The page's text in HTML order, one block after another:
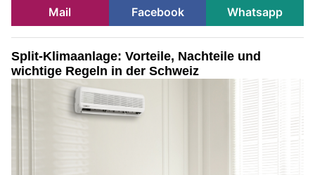
Mail
Facebook Whatsapp
Split-Klimaanlage: Vorteile, Nachteile und
wichtige Regeln in der Schweiz